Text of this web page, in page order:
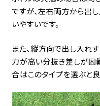
ですが、左右両方から出
いやすいです。
また、縦方向で出し入れ
力が高い分抜き差しが困
合はこのタイプを選ぶと良